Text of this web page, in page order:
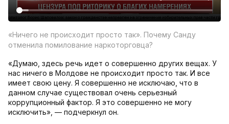
«Ничего не происходит просто так». Почему Санду
отменила помилование наркоторговца?
«Думаю, здесь речь идет о совершенно других вещах. У
нас ничего в Молдове не происходит просто так. И все
имеет свою цену. Я совершенно не исключаю, что в
данном случае существовал очень серьезный
коррупционный фактор. Я это совершенно не могу
исключить», — подчеркнул он.